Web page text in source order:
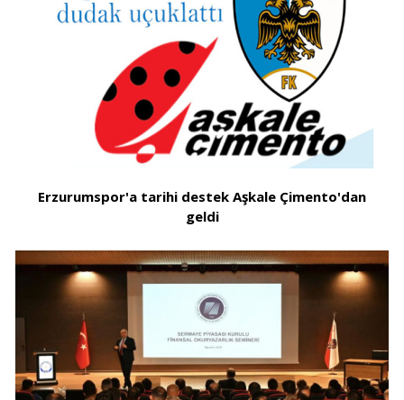
Erzurumspor'a tarihi destek Aşkale Çimento'dan
geldi